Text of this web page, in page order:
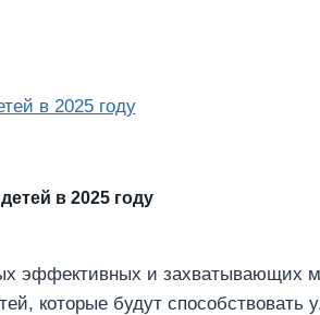
в 2025 году
эффективных и захватывающих
которые будут